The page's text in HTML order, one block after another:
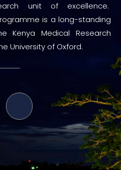
unit of excellence.
is a long-standing
Kenya Medical Research
University of Oxford.